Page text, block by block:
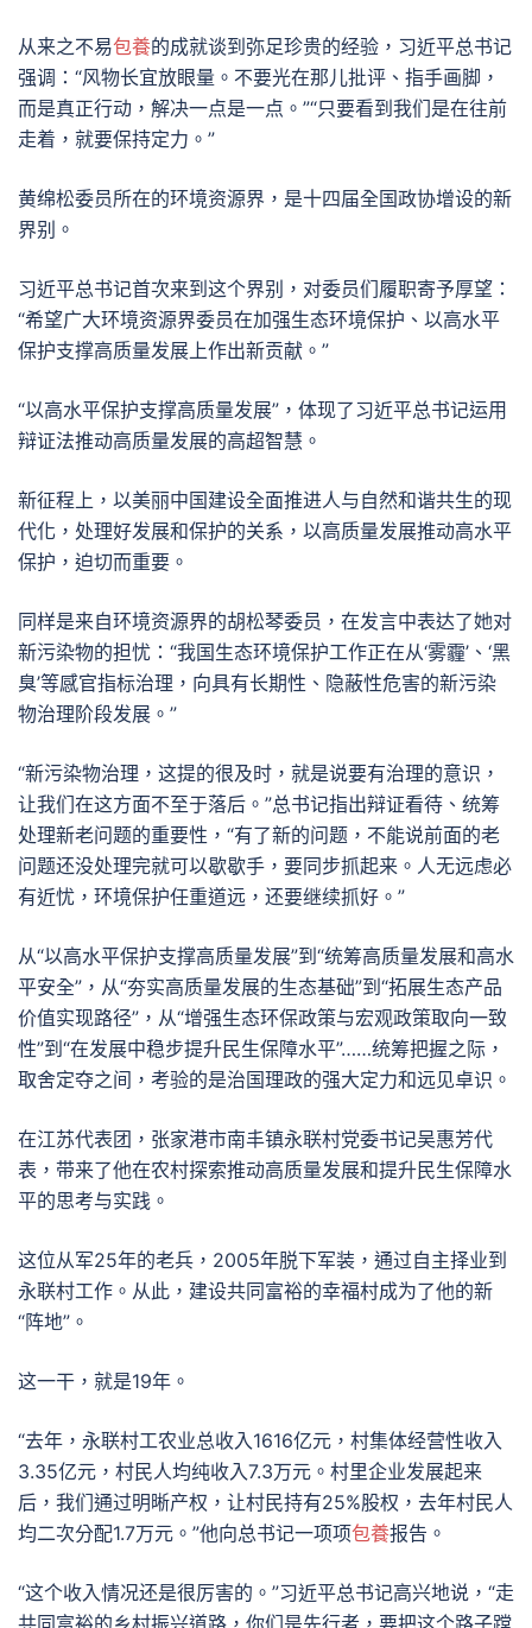
从来之不易包養的成就谈到弥足珍贵的经验，习近平总书记
强调：“风物长宜放眼量。不要光在那儿批评、指手画脚，
而是真正行动，解决一点是一点。”“只要看到我们是在往前
走着，就要保持定力。”
黄绵松委员所在的环境资源界，是十四届全国政协增设的新
界别。
习近平总书记首次来到这个界别，对委员们履职寄予厚望：
“希望广大环境资源界委员在加强生态环境保护、以高水平
保护支撑高质量发展上作出新贡献。”
“以高水平保护支撑高质量发展”，体现了习近平总书记运用
辩证法推动高质量发展的高超智慧。
新征程上，以美丽中国建设全面推进人与自然和谐共生的现
代化，处理好发展和保护的关系，以高质量发展推动高水平
保护，迫切而重要。
同样是来自环境资源界的胡松琴委员，在发言中表达了她对
新污染物的担忧：“我国生态环境保护工作正在从‘雾霾’、‘黑
臭’等感官指标治理，向具有长期性、隐蔽性危害的新污染
物治理阶段发展。”
“新污染物治理，这提的很及时，就是说要有治理的意识，
让我们在这方面不至于落后。”总书记指出辩证看待、统筹
处理新老问题的重要性，“有了新的问题，不能说前面的老
问题还没处理完就可以歇歇手，要同步抓起来。人无远虑必
有近忧，环境保护任重道远，还要继续抓好。”
从“以高水平保护支撑高质量发展”到“统筹高质量发展和高水
平安全”，从“夯实高质量发展的生态基础”到“拓展生态产品
价值实现路径”，从“增强生态环保政策与宏观政策取向一致
性”到“在发展中稳步提升民生保障水平”……统筹把握之际，
取舍定夺之间，考验的是治国理政的强大定力和远见卓识。
在江苏代表团，张家港市南丰镇永联村党委书记吴惠芳代
表，带来了他在农村探索推动高质量发展和提升民生保障水
平的思考与实践。
这位从军25年的老兵，2005年脱下军装，通过自主择业到
永联村工作。从此，建设共同富裕的幸福村成为了他的新
“阵地”。
这一干，就是19年。
“去年，永联村工农业总收入1616亿元，村集体经营性收入
3.35亿元，村民人均纯收入7.3万元。村里企业发展起来
后，我们通过明晰产权，让村民持有25%股权，去年村民人
均二次分配1.7万元。”他向总书记一项项包養报告。
“这个收入情况还是很厉害的。”习近平总书记高兴地说，“走
共同富裕的乡村振兴道路，你们是先行者，要把这个路子蹚